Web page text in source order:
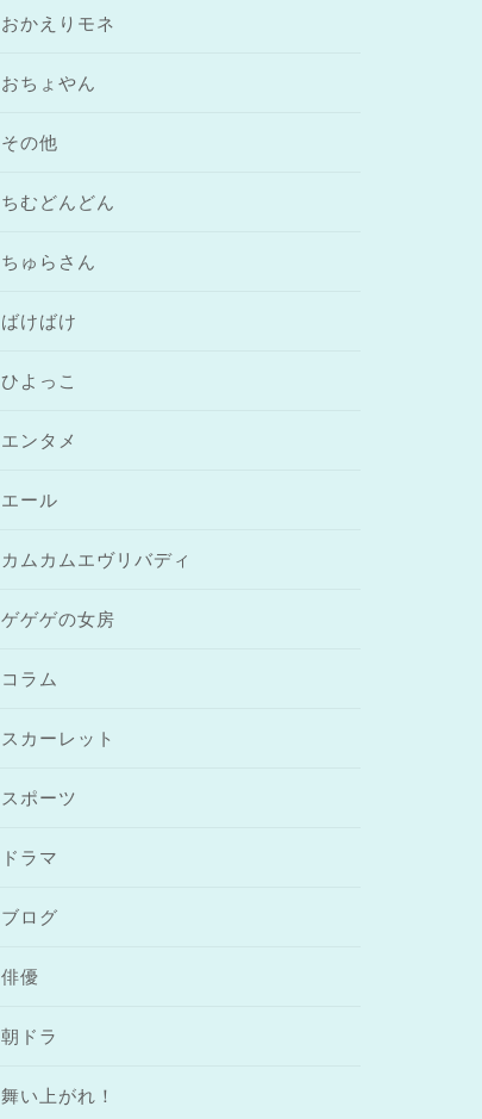
おかえりモネ
おちょやん
その他
ちむどんどん
ちゅらさん
ばけばけ
ひよっこ
エンタメ
エール
カムカムエヴリバディ
ゲゲゲの女房
コラム
スカーレット
スポーツ
ドラマ
ブログ
俳優
朝ドラ
舞い上がれ！